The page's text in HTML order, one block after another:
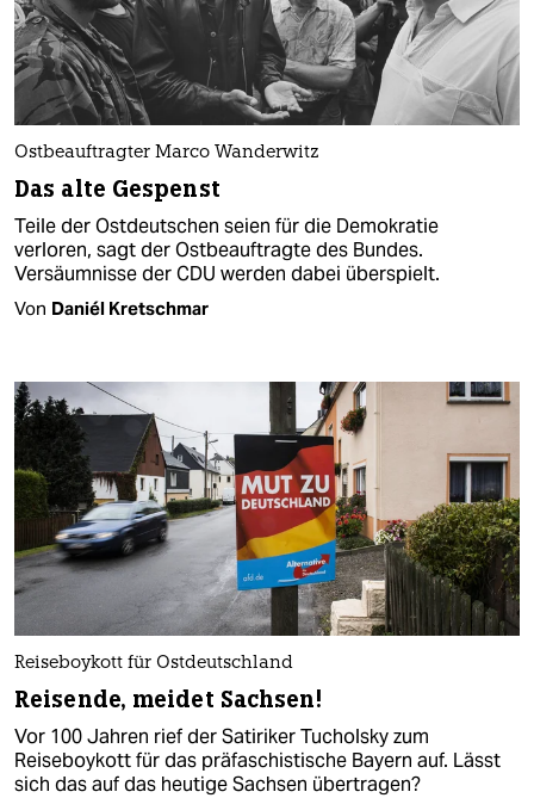
Ostbeauftragter Marco Wanderwitz
Das alte Gespenst
Teile der Ostdeutschen seien für die Demokratie
verloren, sagt der Ostbeauftragte des Bundes.
Versäumnisse der CDU werden dabei überspielt.
Von Daniél Kretschmar
Reiseboykott für Ostdeutschland
Reisende, meidet Sachsen!
Vor 100 Jahren rief der Satiriker Tucholsky zum
Reiseboykott für das präfaschistische Bayern auf. Lässt
sich das auf das heutige Sachsen übertragen?